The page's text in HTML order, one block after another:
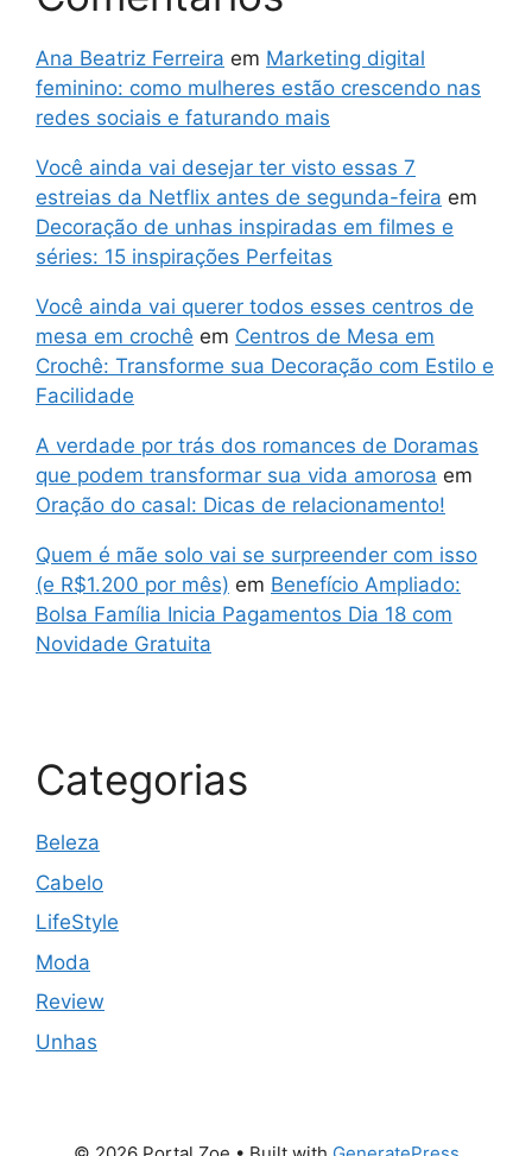
Ana Beatriz Ferreira em Marketing digital
feminino: como mulheres estão crescendo nas
redes sociais e faturando mais
Você ainda vai desejar ter visto essas 7
estreias da Netflix antes de segunda-feira em
Decoração de unhas inspiradas em filmes e
séries: 15 inspirações Perfeitas
Você ainda vai querer todos esses centros de
mesa em crochê em Centros de Mesa em
Crochê: Transforme sua Decoração com Estilo e
Facilidade
A verdade por trás dos romances de Doramas
que podem transformar sua vida amorosa em
Oração do casal: Dicas de relacionamento!
Quem é mãe solo vai se surpreender com isso
(e R$1.200 por mês) em Benefício Ampliado:
Bolsa Família Inicia Pagamentos Dia 18 com
Novidade Gratuita
Categorias
Beleza
Cabelo
LifeStyle
Moda
Review
Unhas